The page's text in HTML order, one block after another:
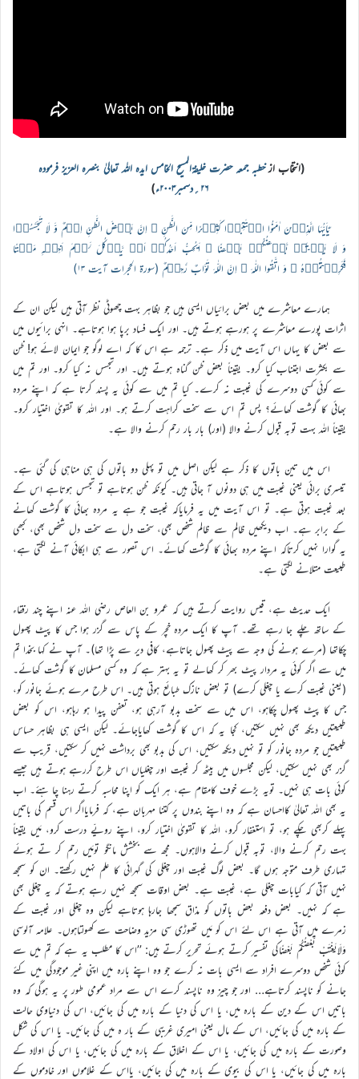
(انتخاب ازخطبہ جمعہ حضرت خلیفۃالمسیح الخامس ایدہ اللہ تعالیٰ بنصرہ العزیز فرمودہ
۲۶؍دسمبر۲۰۰۳ء
)
یٰۤاَیُّہَا الَّذِیۡنَ اٰمَنُوا اجۡتَنِبُوۡا کَثِیۡرًا مِّنَ الظَّنِّ ۫ اِنَّ بَعۡضَ الظَّنِّ اِثۡمٌ وَّ لَا تَجَسَّسُوۡا
وَ لَا یَغۡتَبۡ بَّعۡضُکُمۡ بَعۡضًا ؕ اَیُحِبُّ اَحَدُکُمۡ اَنۡ یَّاۡکُلَ لَحۡمَ اَخِیۡہِ مَیۡتًا
فَکَرِہۡتُمُوۡہُ ؕ وَ اتَّقُوا اللّٰہَ ؕ اِنَّ اللّٰہَ تَوَّابٌ رَّحِیۡمٌ (سورۃ الحجرات آیت ۱۳)
ہمارے معاشرے میں بعض برائیاں ایسی ہیں جو بظاہر بہت چھوٹی نظر آتی ہیں لیکن ان کے
اثرات پورے معاشرے پر ہورہے ہوتے ہیں۔ اور ایک فساد برپا ہوا ہوتاہے۔ انہی برائیوں میں
سے بعض کا یہاں اس آیت میں ذکر ہے۔ ترجمہ ہے اس کا کہ اے لوگو جو ایمان لائے ہو! ظن
سے بکثرت اجتناب کیا کرو۔ یقیناً بعض ظن گناہ ہوتے ہیں۔ اور تجسس نہ کیا کرو۔ اور تم میں
سے کوئی کسی دوسرے کی غیبت نہ کرے۔ کیا تم میں سے کوئی یہ پسند کرتا ہے کہ اپنے مردہ
بھائی کا گوشت کھائے؟ پس تم اس سے سخت کراہت کرتے ہو۔ اور اللہ کا تقویٰ اختیار کرو۔
یقیناً اللہ بہت توبہ قبول کرنے والا (اور) بار بار رحم کرنے والا ہے۔
اس میں تین باتوں کا ذکر ہے لیکن اصل میں تو پہلی دو باتوں کی ہی مناہی کی گئی ہے۔
تیسری برائی یعنی غیبت میں ہی دونوں آ جاتی ہیں۔ کیونکہ ظن ہوتاہے تو تجسس ہوتاہے اس کے
بعد غیبت ہوتی ہے۔ تو اس آیت میں یہ فرمایاکہ غیبت جو ہے یہ مردہ بھائی کا گوشت کھانے
کے برابر ہے۔ اب دیکھیں ظالم سے ظالم شخص بھی، سخت دل سے سخت دل شخص بھی، کبھی
یہ گوارا نہیں کرتاکہ اپنے مردہ بھائی کا گوشت کھائے۔ اس تصور سے ہی ابکائی آنے لگتی ہے،
طبیعت متلانے لگتی ہے۔
ایک حدیث ہے، قیس روایت کرتے ہیں کہ عمرو بن العاص رضی اللہ عنہ اپنے چند رفقاء
کے ساتھ چلے جا رہے تھے۔ آپ کا ایک مردہ خچر کے پاس سے گزر ہوا جس کا پیٹ پھول
چکاتھا (مرے ہونے کی وجہ سے پیٹ پھول جاتاہے، کافی دیر سے پڑا تھا)۔ آپ نے کہا بخدا تم
میں سے اگر کوئی یہ مردار پیٹ بھر کر کھالے تو یہ بہتر ہے کہ وہ کسی مسلمان کا گوشت کھائے۔
(یعنی غیبت کرے یا چغلی کرے) تو بعض نازک طبائع ہوتی ہیں۔ اس طرح مرے ہوئے جانور کو،
جس کا پیٹ پھول چکاہو، اس میں سے سخت بدبو آرہی ہو، تعفن پیدا ہو رہاہو، اس کو بعض
طبیعتیں دیکھ بھی نہیں سکتیں، کجا یہ کہ اس کا گوشت کھایاجائے۔ لیکن ایسی ہی بظاہر حساس
طبیعتیں جو مردہ جانور کو تو نہیں دیکھ سکتیں، اس کی بدبو بھی برداشت نہیں کر سکتیں، قریب سے
گزر بھی نہیں سکتیں، لیکن مجلسوں میں بیٹھ کر غیبت اور چغلیاں اس طرح کررہے ہوتے ہیں جیسے
کوئی بات ہی نہیں۔ تویہ بڑے خوف کامقام ہے، ہر ایک کو اپنا محاسبہ کرتے رہنا چا ہئے۔ اب
یہ بھی اللہ تعالیٰ کااحسان ہے کہ وہ اپنے بندوں پر کتنا مہربان ہے، کہ فرمایااگر اس قسم کی باتیں
پہلے کربھی چکے ہو، تو استغفار کرو، اللہ کا تقویٰ اختیار کرو، اپنے رویّے درست کرو، مَیں یقیناً
بہت رحم کرنے والا، توبہ قبول کرنے والاہوں۔ مجھ سے بخشش مانگو تومَیں رحم کر تے ہوئے
تمہاری طرف متوجہ ہوں گا۔ بعض لوگ غیبت اور چغلی کی گہرائی کا علم نہیں رکھتے۔ ان کو سمجھ
نہیں آتی کہ کیابات چغلی ہے، غیبت ہے۔ بعض اوقات سمجھ نہیں رہے ہوتے کہ یہ چغلی بھی
ہے کہ نہیں۔ بعض دفعہ بعض باتوں کو مذاق سمجھا جارہا ہوتاہے لیکن وہ چغلی اور غیبت کے
زمرے میں آتی ہے اس لئے اس کو مَیں تھوڑی سی مزید وضاحت سے کھولتاہوں۔ علامہ آلوسی
وَلَایَغْتَبْ بَّعْضُکُمْ بَعْضًاکی تفسیر کرتے ہوئے تحریر کرتے ہیں: ’’اس کا مطلب یہ ہے کہ تم میں سے
کوئی شخص دوسرے افراد سے ایسی بات نہ کرے جو وہ اپنے بارہ میں اپنی غیر موجودگی میں کئے
جانے کو ناپسند کرتاہے… اور جو چیز وہ ناپسند کرے اس سے مراد عمومی طور پر یہ ہوگی کہ وہ
باتیں اس کے دین کے بارہ میں، یا اس کی دنیا کے بارہ میں کی جائیں، اس کی دنیاوی حالت
کے بارہ میں کی جائیں، اس کے مال یعنی امیری غریبی کے بار ہ میں کی جائیں۔ یا اس کی شکل
وصورت کے بارہ میں کی جائیں، یا اس کے اخلاق کے بارہ میں کی جائیں، یا اس کی اولاد کے
بارہ میں کی جائیں، یا اس کی بیوی کے بارہ میں کی جائیں، یااس کے غلاموں اور خادموں کے